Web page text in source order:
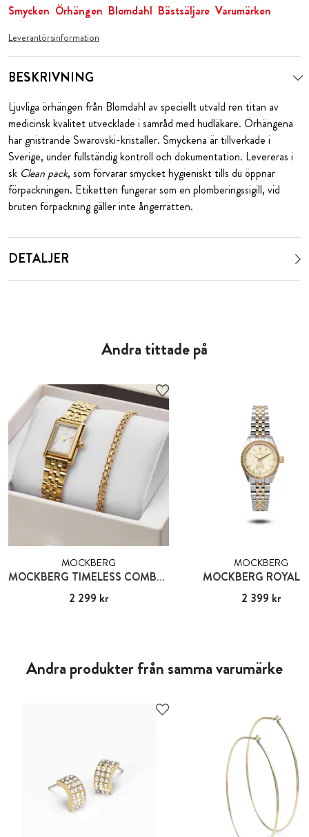
Smycken Örhängen Blomdahl Bästsäljare Varumärken
Leverantörsinformation
BESKRIVNING
Ljuvliga örhängen från Blomdahl av speciellt utvald ren titan av
medicinsk kvalitet utvecklade i samråd med hudläkare. Örhängena
har gnistrande Swarovski-kristaller. Smyckena är tillverkade i
Sverige, under fullständig kontroll och dokumentation. Levereras i
sk Clean pack, som förvarar smycket hygieniskt tills du öppnar
förpackningen. Etiketten fungerar som en plomberingssigill, vid
bruten förpackning gäller inte ångerrätten.
DETALJER
Andra tittade på
MOCKBERG
MOCKBERG TIMELESS COMBO GOLD
Pris :2 299 kr
2 299 kr
MOCKBERG
MOCKBERG ROYAL
Pris :2 399 kr
2 399 kr
Andra produkter från samma varumärke